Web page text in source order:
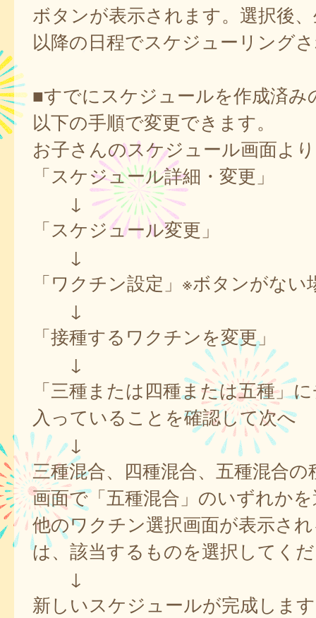
ボタンが表示されます。選択後
以降の日程でスケジューリング
■すでにスケジュールを作成済み
以下の手順で変更できます。
お子さんのスケジュール画面より
「スケジュール詳細・変更」
↓
「スケジュール変更」
↓
「ワクチン設定」※ボタンがない
↓
「接種するワクチンを変更」
↓
「三種または四種または五種」
入っていることを確認して次へ
↓
三種混合、四種混合、五種混合の
画面で「五種混合」のいずれか
他のワクチン選択画面が表示さ
は、該当するものを選択してく
↓
新しいスケジュールが完成しま